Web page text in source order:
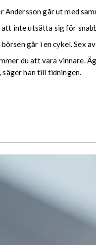
går ut med
att inte utsätta sig för
går i en cykel. Sex
du att vara vinnare.
han till tidningen.